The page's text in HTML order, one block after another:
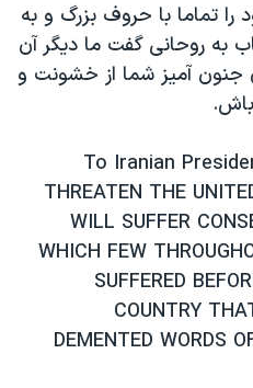
را تماما با حروف بزرگ و به
به روحانی گفت ما دیگر آن
آميز شما از خشونت و
To Iranian
THREATEN THE
WILL SUFFER
WHICH FEW
SUFFERED
COUNTRY
DEMENTED WORDS